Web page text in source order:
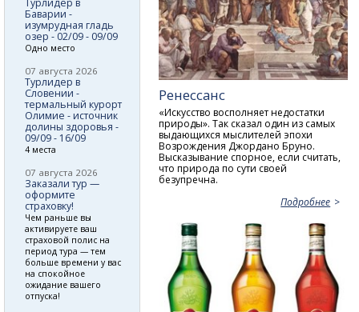
Ренессанс
«Искусство восполняет недостатки
природы». Так сказал один из самых
выдающихся мыслителей эпохи
Возрождения Джордано Бруно.
Высказывание спорное, если считать,
что природа по сути своей
безупречна.
Подробнее
Турлидер в
Баварии -
изумрудная гладь
озер - 02/09 - 09/09
Одно место
07 августа 2026
Турлидер в
Словении -
термальный курорт
Олимие - источник
долины здоровья -
09/09 - 16/09
4 места
07 августа 2026
Заказали тур —
оформите
страховку!
Чем раньше вы
активируете ваш
страховой полис на
период тура — тем
больше времени у вас
на спокойное
ожидание вашего
отпуска!